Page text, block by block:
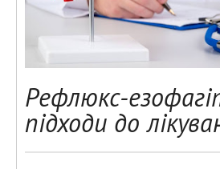
Рефлюкс-
підходи до